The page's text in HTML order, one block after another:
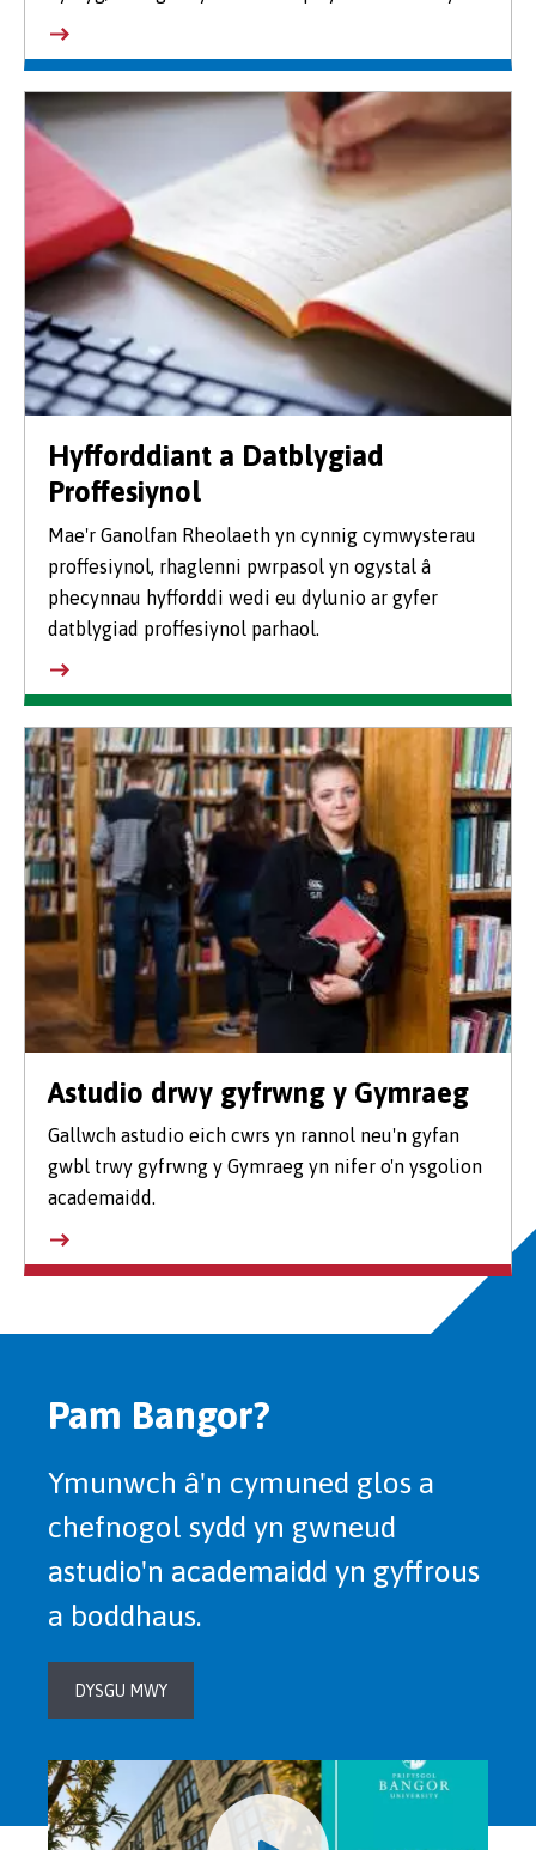
Hyfforddiant a Datblygiad
Proffesiynol
Mae'r Ganolfan Rheolaeth yn cynnig cymwysterau
proffesiynol, rhaglenni pwrpasol yn ogystal â
phecynnau hyfforddi wedi eu dylunio ar gyfer
datblygiad proffesiynol parhaol.
Astudio drwy gyfrwng y Gymraeg
Gallwch astudio eich cwrs yn rannol neu'n gyfan
gwbl trwy gyfrwng y Gymraeg yn nifer o'n ysgolion
academaidd.
Pam Bangor?
Ymunwch â'n cymuned glos a
chefnogol sydd yn gwneud
astudio'n academaidd yn gyffrous
a boddhaus.
DYSGU MWY